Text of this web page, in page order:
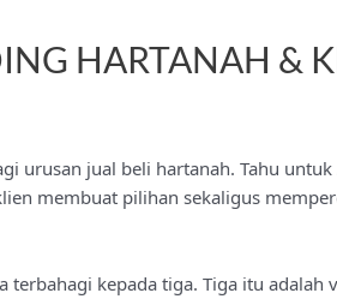
HARTANAH &
urusan jual beli hartanah. Tahu untuk
membuat pilihan sekaligus
kepada tiga. Tiga itu adalah